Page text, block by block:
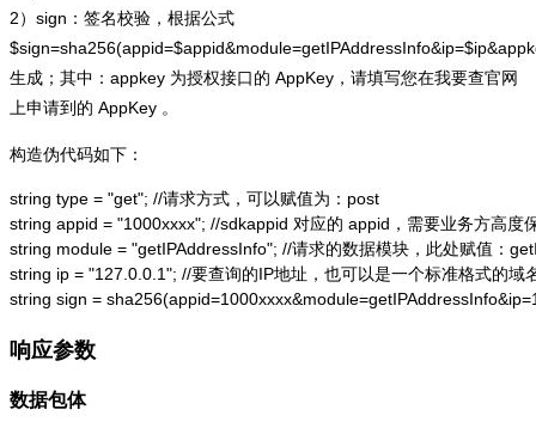
2）sign：签名校验，根据公式
生成；其中：appkey 为授权接口的 AppKey，请填写您在我要查官网
上申请到的 AppKey 。
构造伪代码如下：
string type = "get"; //请求方式，可以赋值为：post
string appid = "1000xxxx"; //sdkappid 对应的 appid，需要业务方高度
string module = "getIPAddressInfo"; //请求的数据模块，此处赋值：
string ip = "127.0.0.1"; //要查询的IP地址，也可以是一个标准格式的域
string sign =
响应参数
数据包体